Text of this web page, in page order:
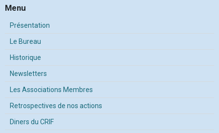
Menu
Présentation
Le Bureau
Historique
Newsletters
Les Associations Membres
Retrospectives de nos actions
Diners du CRIF